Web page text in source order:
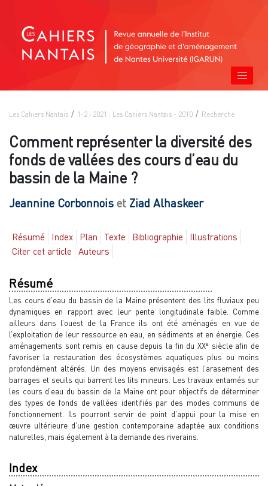
Les Cahiers Nantais 1-2 | 2021 : Les Cahiers Nantais - 2010 Recherche
Comment représenter la diversité des
fonds de vallées des cours d’eau du
bassin de la Maine ?
Jeannine Corbonnois et Ziad Alhaskeer
Résumé Index Plan Texte Bibliographie
Illustrations
Citer cet article
Auteurs
Résumé
Les cours d’eau du bassin de la Maine présentent des lits fluviaux peu
dynamiques en rapport avec leur pente longitudinale faible. Comme
ailleurs dans l’ouest de la France ils ont été aménagés en vue de
l’exploitation de leur ressource en eau, en sédiments et en énergie. Ces
aménagements sont remis en cause depuis la fin du XXe siècle afin de
favoriser la restauration des écosystèmes aquatiques plus ou moins
profondément altérés. Un des moyens envisagés est l’arasement des
barrages et seuils qui barrent les lits mineurs. Les travaux entamés sur
les cours d’eau du bassin de la Maine ont pour objectifs de déterminer
des types de fonds de vallées identifiés par des modes communs de
fonctionnement. Ils pourront servir de point d’appui pour la mise en
œuvre ultérieure d’une gestion contemporaine adaptée aux conditions
naturelles, mais également à la demande des riverains.
Index